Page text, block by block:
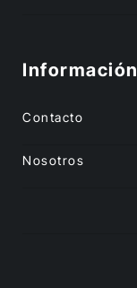
Información
Contacto
Nosotros